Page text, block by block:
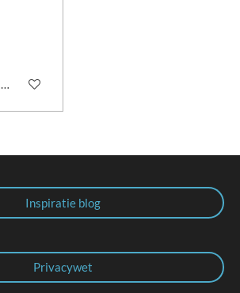
In winkelwagen
Inspiratie blog
Privacywet